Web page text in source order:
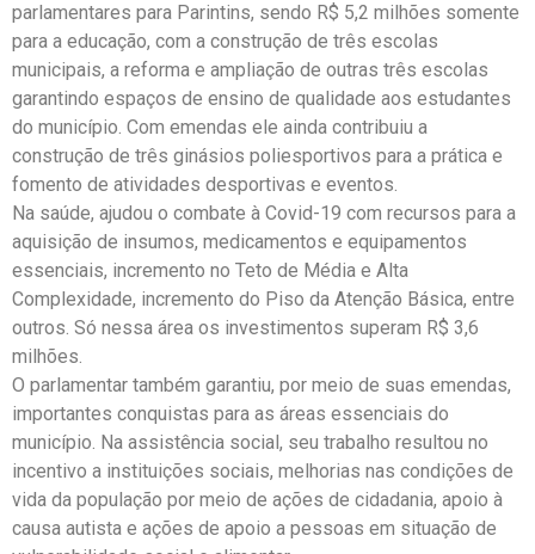
parlamentares para Parintins, sendo R$ 5,2 milhões somente
para a educação, com a construção de três escolas
municipais, a reforma e ampliação de outras três escolas
garantindo espaços de ensino de qualidade aos estudantes
do município. Com emendas ele ainda contribuiu a
construção de três ginásios poliesportivos para a prática e
fomento de atividades desportivas e eventos.
Na saúde, ajudou o combate à Covid-19 com recursos para a
aquisição de insumos, medicamentos e equipamentos
essenciais, incremento no Teto de Média e Alta
Complexidade, incremento do Piso da Atenção Básica, entre
outros. Só nessa área os investimentos superam R$ 3,6
milhões.
O parlamentar também garantiu, por meio de suas emendas,
importantes conquistas para as áreas essenciais do
município. Na assistência social, seu trabalho resultou no
incentivo a instituições sociais, melhorias nas condições de
vida da população por meio de ações de cidadania, apoio à
causa autista e ações de apoio a pessoas em situação de